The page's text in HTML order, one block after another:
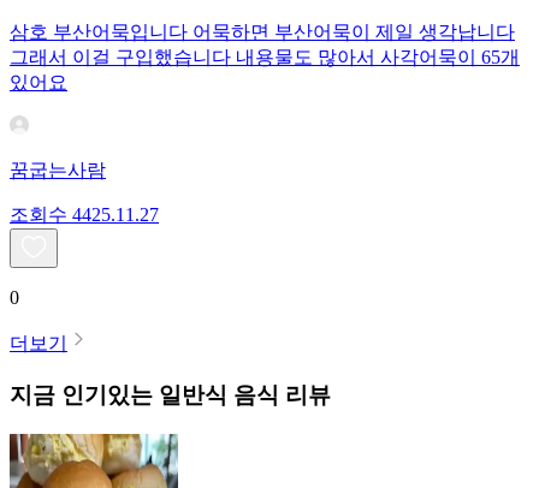
삼호 부산어묵입니다 어묵하면 부산어묵이 제일 생각납니다
그래서 이걸 구입했습니다 내용물도 많아서 사각어묵이 65개
있어요
꿈굽는사람
조회수 4425.11.27
0
더보기
지금 인기있는 일반식 음식 리뷰